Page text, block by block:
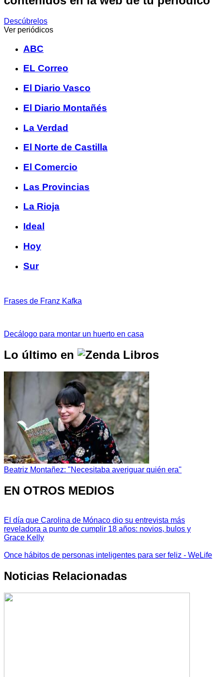
Descúbrelos
Ver periódicos
ABC
EL Correo
El Diario Vasco
El Diario Montañés
La Verdad
El Norte de Castilla
El Comercio
Las Provincias
La Rioja
Ideal
Hoy
Sur
Frases de Franz Kafka
Decálogo para montar un huerto en casa
Lo último en
Beatriz Montañez: "Necesitaba averiguar quién era"
EN OTROS MEDIOS
El día que Carolina de Mónaco dio su entrevista más
reveladora a punto de cumplir 18 años: novios, bulos y
Grace Kelly
Once hábitos de personas inteligentes para ser feliz - WeLife
Noticias Relacionadas